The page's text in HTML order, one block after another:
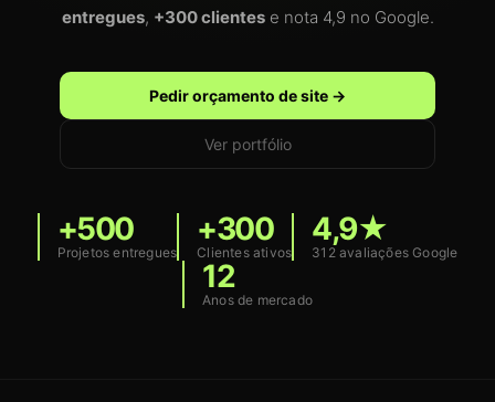
entregues, +300 clientese nota 4,9 no Google.
Pedir orçamento de site →
Ver portfólio
+500
Projetos entregues
+300
Clientes ativos
4,9★
312 avaliações Google
12
Anos de mercado